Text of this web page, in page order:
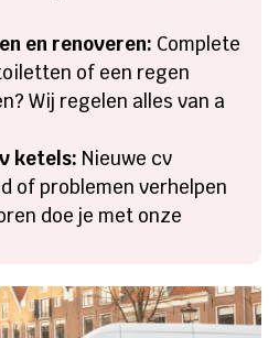
en renoveren: Complete
of een regen
Wij regelen alles van a
ketels: Nieuwe cv
of problemen verhelpen
doe je met onze